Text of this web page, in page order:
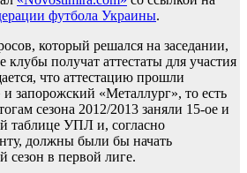
футбола Украины.
который решался на заседании,
получат аттестаты для участия
что аттестацию прошли
и запорожский «Металлург», то есть
сезона 2012/2013 заняли 15-ое и
таблице УПЛ и, согласно
должны были бы начать
в первой лиге.